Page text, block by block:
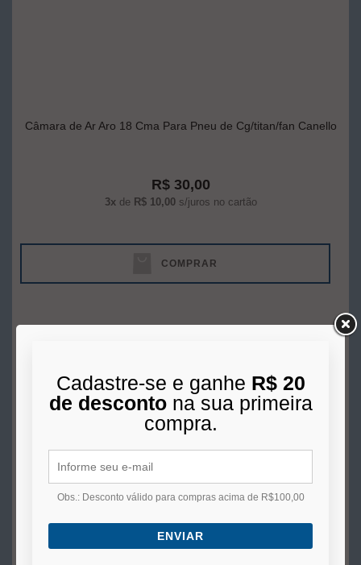
Câmara de Ar Aro 18 Cma Para Pneu de Cg/titan/fan Canello
R$ 30,00
3xde R$ 10,00s/juros no cartão
COMPRAR
Câmara de Ar Aro 14 Cma Para Pneu Traseiro de Biz Canello
Cadastre-se e ganhe R$ 20
de descontona sua primeira
compra.
Obs.: Desconto válido para compras acima de R$100,00
ENVIAR